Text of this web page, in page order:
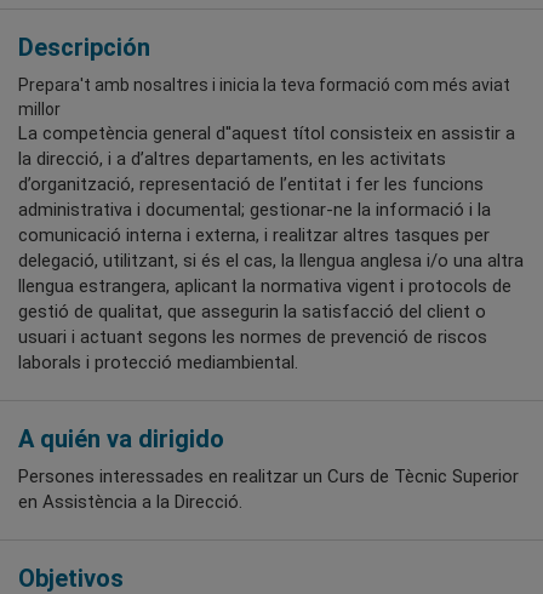
Descripción
Prepara't amb nosaltres i inicia la teva formació com més aviat
millor
La competència general d''aquest títol consisteix en assistir a
la direcció, i a d’altres departaments, en les activitats
d’organització, representació de l’entitat i fer les funcions
administrativa i documental; gestionar-ne la informació i la
comunicació interna i externa, i realitzar altres tasques per
delegació, utilitzant, si és el cas, la llengua anglesa i/o una altra
llengua estrangera, aplicant la normativa vigent i protocols de
gestió de qualitat, que assegurin la satisfacció del client o
usuari i actuant segons les normes de prevenció de riscos
laborals i protecció mediambiental.
A quién va dirigido
Persones interessades en realitzar un Curs de Tècnic Superior
en Assistència a la Direcció.
Objetivos